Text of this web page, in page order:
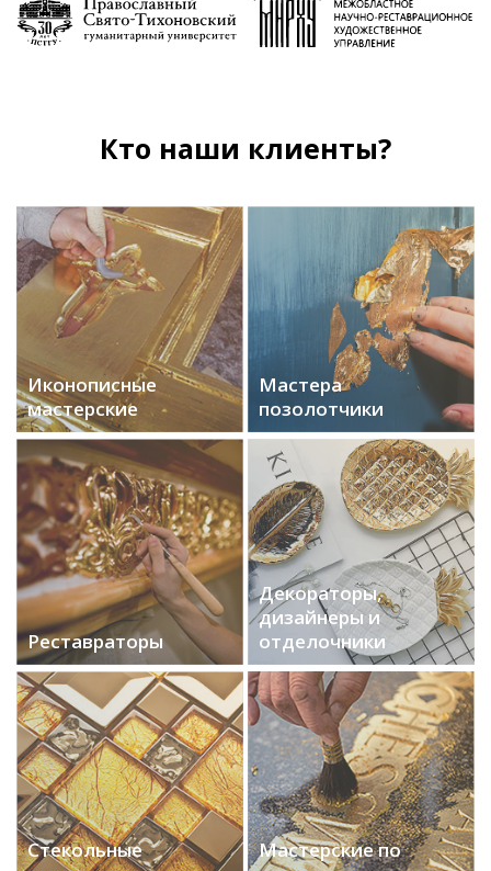
Кто наши клиенты?
Иконописные
мастерские
Мастера
позолотчики
Реставраторы
Декораторы,
дизайнеры и
отделочники
Стекольные
Мастерские по